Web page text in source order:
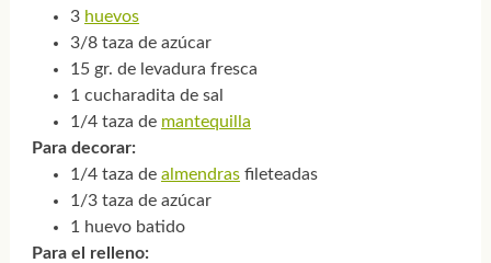
3 huevos
3/8 taza de azúcar
15 gr. de levadura fresca
1 cucharadita de sal
1/4 taza de mantequilla
Para decorar:
1/4 taza de almendrasfileteadas
1/3 taza de azúcar
1 huevo batido
Para el relleno: